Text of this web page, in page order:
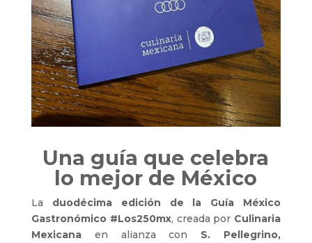
Una guía que celebra
lo mejor de México
La duodécima edición de la Guía México
Gastronómico #Los250mx, creada por Culinaria
Mexicanaen alianza con S. Pellegrino,